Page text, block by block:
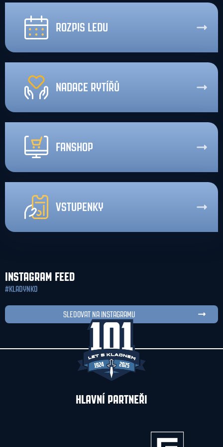
ROZPIS LEDU
NADACE RYTÍŘŮ
FANSHOP
VSTUPENKY
INSTAGRAM FEED
#KLADYNKO
SLEDOVAT NA INSTAGRAMU
HLAVNÍ PARTNEŘI